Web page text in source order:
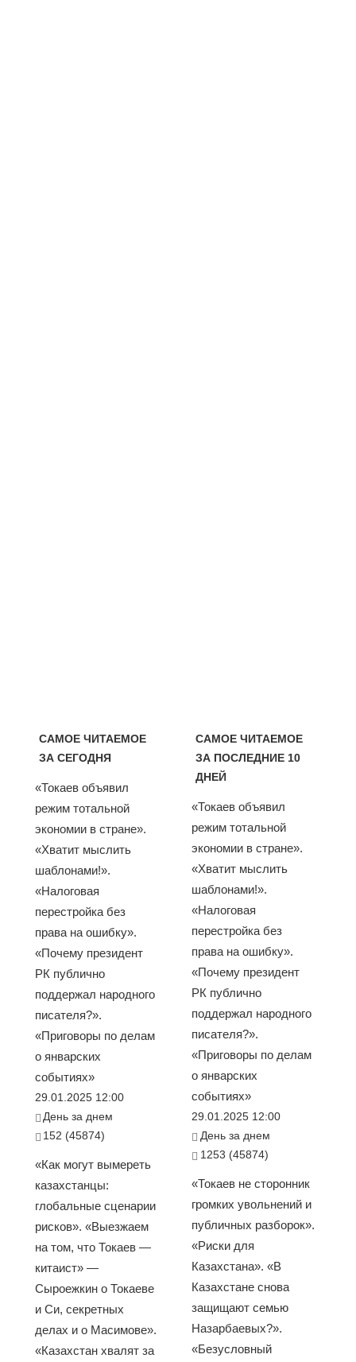
САМОЕ ЧИТАЕМОЕ
ЗА СЕГОДНЯ
«Токаев объявил
режим тотальной
экономии в стране».
«Хватит мыслить
шаблонами!».
«Налоговая
перестройка без
права на ошибку».
«Почему президент
РК публично
поддержал народного
писателя?».
«Приговоры по делам
о январских
событиях»
29.01.2025 12:00
День за днем
152 (45874)
«Как могут вымереть
казахстанцы:
глобальные сценарии
рисков». «Выезжаем
на том, что Токаев —
китаист» —
Сыроежкин о Токаеве
и Си, секретных
делах и о Масимове».
«Казахстан хвалят за
САМОЕ ЧИТАЕМОЕ
ЗА ПОСЛЕДНИЕ 10
ДНЕЙ
«Токаев объявил
режим тотальной
экономии в стране».
«Хватит мыслить
шаблонами!».
«Налоговая
перестройка без
права на ошибку».
«Почему президент
РК публично
поддержал народного
писателя?».
«Приговоры по делам
о январских
событиях»
29.01.2025 12:00
День за днем
1253 (45874)
«Токаев не сторонник
громких увольнений и
публичных разборок».
«Риски для
Казахстана». «В
Казахстане снова
защищают семью
Назарбаевых?».
«Безусловный